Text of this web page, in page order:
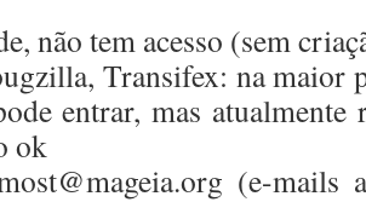
não tem acesso (sem
Transifex: na maior
entrar, mas atualmente
ok
(e-mails